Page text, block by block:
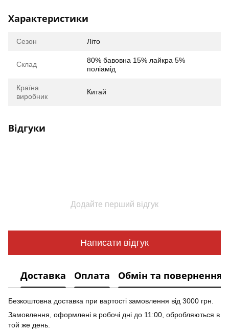
Характеристики
Сезон Літо
Склад
80% бавовна 15% лайкра 5%
поліамід
Країна
виробник
Китай
Відгуки
Додайте перший відгук
Написати відгук
Доставка Оплата Обмін та повернення
Безкоштовна доставка при вартості замовлення від 3000 грн.
Замовлення, оформлені в робочі дні до 11:00, обробляються в
той же день.